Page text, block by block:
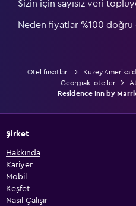
Sizin için sayısız veri
Neden fiyatlar %100 doğru
Otel fırsatları Kuzey
Georgiaki oteller
Residence Inn by
Şirket
Hakkında
Kariyer
Mobil
Keşfet
Nasıl Çalışır